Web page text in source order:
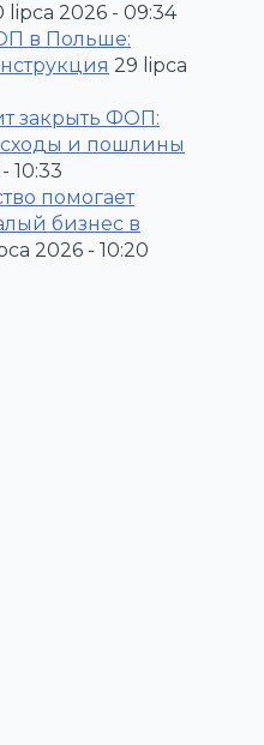
lipca 2026 - 09:34
в Польше:
29 lipca
закрыть ФОП:
и пошлины
10:33
помогает
бизнес в
2026 - 10:20